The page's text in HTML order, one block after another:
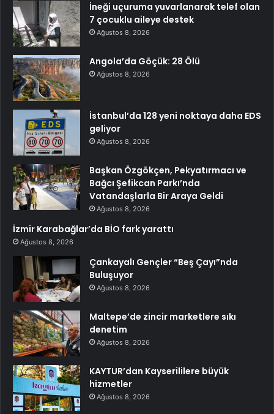
İneği uçuruma yuvarlanarak telef olan
7 çocuklu aileye destek
Ağustos 8, 2026
Angola’da Göçük: 28 Ölü
Ağustos 8, 2026
İstanbul’da 128 yeni noktaya daha EDS
geliyor
Ağustos 8, 2026
Başkan Özgökçen, Pekyatırmacı ve
Bağcı Şefikcan Parkı’nda
Vatandaşlarla Bir Araya Geldi
Ağustos 8, 2026
İzmir Karabağlar’da BİO fark yarattı
Ağustos 8, 2026
Çankayalı Gençler “Beş Çayı”nda
Buluşuyor
Ağustos 8, 2026
Maltepe’de zincir marketlere sıkı
denetim
Ağustos 8, 2026
KAYTUR’dan Kayserililere büyük
hizmetler
Ağustos 8, 2026